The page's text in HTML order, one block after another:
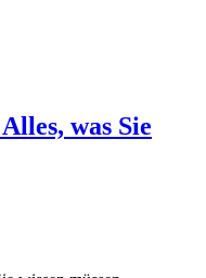
was Sie